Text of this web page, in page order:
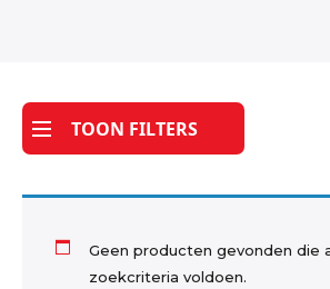
Tijdpakker stof
TOON FILTERS
Geen producten gevonden die
zoekcriteria voldoen.